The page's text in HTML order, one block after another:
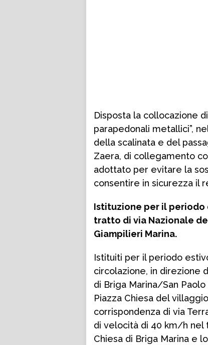
Disposta la collocazione
parapedonali metallici”,
della scalinata e del
Zaera, di collegamento
adottato per evitare la
consentire in sicurezza il
Istituzione per il periodo
tratto di via Nazionale
Giampilieri Marina.
Istituiti per il periodo
circolazione, in direzione
di Briga Marina/San
Piazza Chiesa del
corrispondenza di via
di velocità di 40 km/h nel
Chiesa di Briga Marina e